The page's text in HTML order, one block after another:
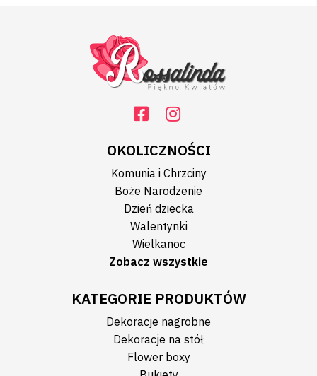
OKOLICZNOŚCI
Komunia i Chrzciny
Boże Narodzenie
Dzień dziecka
Walentynki
Wielkanoc
Zobacz wszystkie
KATEGORIE PRODUKTÓW
Dekoracje nagrobne
Dekoracje na stół
Flower boxy